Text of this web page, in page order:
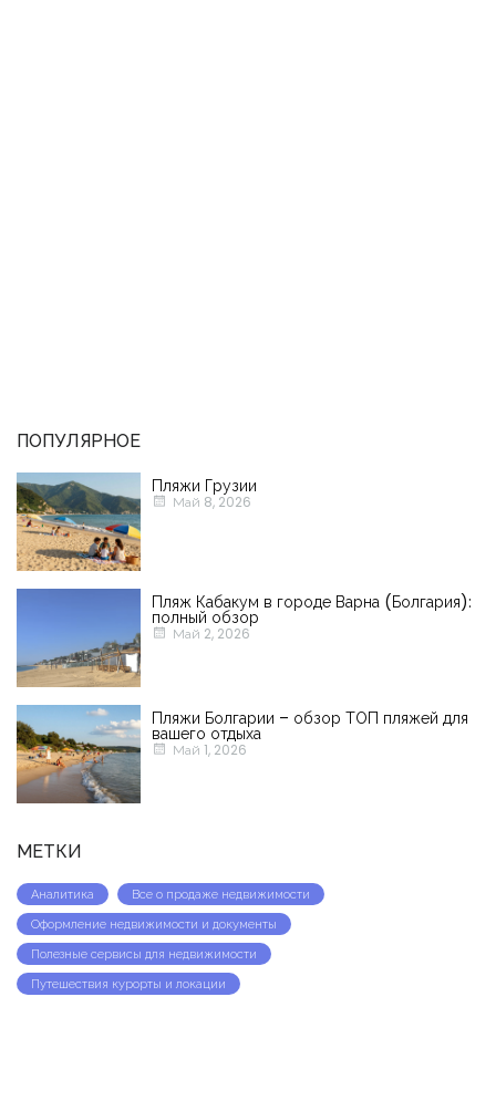
ПОПУЛЯРНОЕ
Пляжи Грузии
Май 8, 2026
Пляж Кабакум в городе Варна (Болгария):
полный обзор
Май 2, 2026
Пляжи Болгарии – обзор ТОП пляжей для
вашего отдыха
Май 1, 2026
МЕТКИ
Аналитика
Все о продаже недвижимости
Оформление недвижимости и документы
Полезные сервисы для недвижимости
Путешествия курорты и локации
Запомнить Forgot Password?